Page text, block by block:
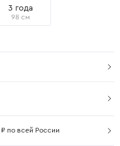
3 года
98 см
₽ по всей России